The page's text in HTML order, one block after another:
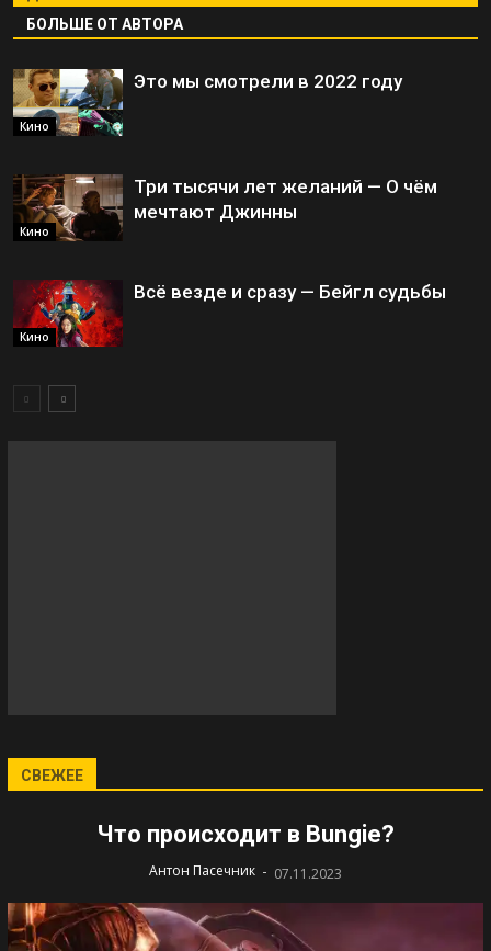
БОЛЬШЕ ОТ АВТОРА
Кино
Это мы смотрели в 2022 году
Кино
Три тысячи лет желаний — О чём
мечтают Джинны
Кино
Всё везде и сразу — Бейгл судьбы
СВЕЖЕЕ
Что происходит в Bungie?
Антон Пасечник - 07.11.2023